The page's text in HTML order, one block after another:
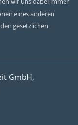
eines anderen
gesetzlichen
GmbH,